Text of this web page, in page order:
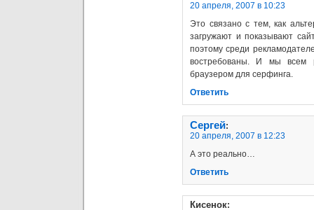
20 апреля, 2007 в 10:23
Это связано с тем, как
загружают и показывают
поэтому среди
востребованы. И мы всем
браузером для серфинга.
Ответить
Сергей:
20 апреля, 2007 в 12:23
А это реально…
Ответить
Кисенок: